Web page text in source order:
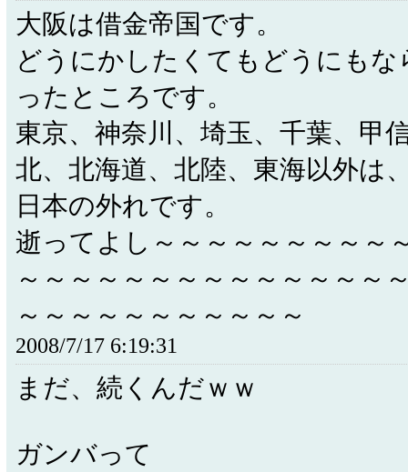
大阪は借金帝国です。
どうにかしたくてもどうにもな
ったところです。
東京、神奈川、埼玉、千葉、甲
北、北海道、北陸、東海以外は
日本の外れです。
逝ってよし～～～～～～～～～
～～～～～～～～～～～～～～
～～～～～～～～～～～
2008/7/17 6:19:31
まだ、続くんだｗｗ
ガンバって